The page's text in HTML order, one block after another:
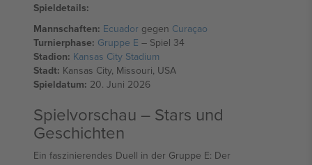
Spieldetails:
Mannschaften: Ecuador gegen Curaçao
Turnierphase: Gruppe E – Spiel 34
Stadion: Kansas City Stadium
Stadt: Kansas City, Missouri, USA
Spieldatum: 20. Juni 2026
Spielvorschau – Stars und
Geschichten
Ein faszinierendes Duell in der Gruppe E: Der